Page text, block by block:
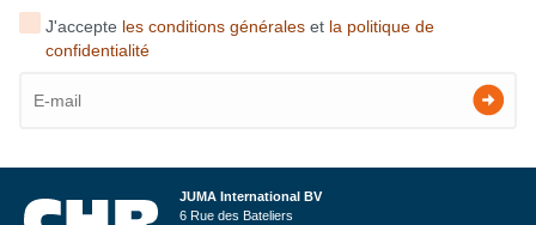
J'accepte les conditions générales et la politique de
confidentialité
JUMA International BV
6 Rue des Bateliers